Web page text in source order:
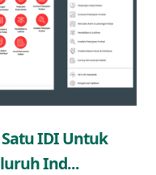
IDI Untuk
Ind...